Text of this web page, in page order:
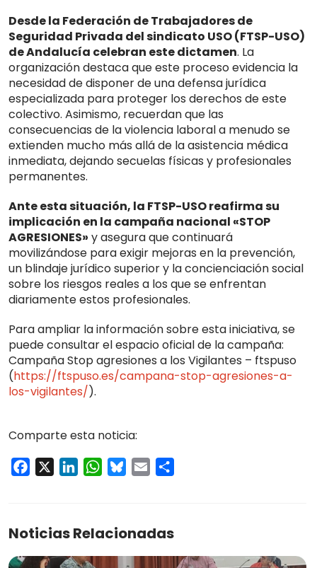
Desde la Federación de Trabajadores de
Seguridad Privada del sindicato USO (FTSP-USO)
de Andalucía celebran este dictamen. La
organización destaca que este proceso evidencia la
necesidad de disponer de una defensa jurídica
especializada para proteger los derechos de este
colectivo. Asimismo, recuerdan que las
consecuencias de la violencia laboral a menudo se
extienden mucho más allá de la asistencia médica
inmediata, dejando secuelas físicas y profesionales
permanentes.
Ante esta situación, la FTSP-USO reafirma su
implicación en la campaña nacional «STOP
AGRESIONES» y asegura que continuará
movilizándose para exigir mejoras en la prevención,
un blindaje jurídico superior y la concienciación social
sobre los riesgos reales a los que se enfrentan
diariamente estos profesionales.
Para ampliar la información sobre esta iniciativa, se
puede consultar el espacio oficial de la campaña:
Campaña Stop agresiones a los Vigilantes – ftspuso
(https://ftspuso.es/campana-stop-agresiones-a-
los-vigilantes/).
Comparte esta noticia:
Facebook LinkedInWhatsApp
Bluesky
Email
Noticias Relacionadas